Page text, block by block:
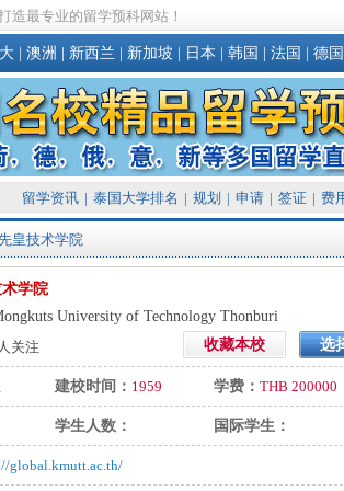
造最专业的留学预科网站！
澳洲 新西兰 新加坡 日本 韩国 法国 德国
留学资讯 | 泰国大学排名 | 规划 | 申请 | 签证 | 费
皇技术学院
学院
University of Technology Thonburi
关注
收藏本校 选
建校时间： 1959 学费： THB 200000
学生人数： 国际学生：
global.kmutt.ac.th/